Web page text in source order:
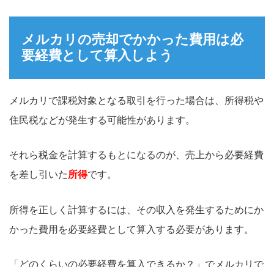
メルカリの売却でかかった費用は必
要経費として算入しよう
メルカリで課税対象となる取引を行った場合は、所得税や
住民税などが発生する可能性があります。
それら税金を計算するもとになるのが、売上から必要経費
を差し引いた所得です。
所得を正しく計算するには、その収入を発生するためにか
かった費用を必要経費として算入する必要があります。
「どのくらいの必要経費を算入できるか？」でメルカリで